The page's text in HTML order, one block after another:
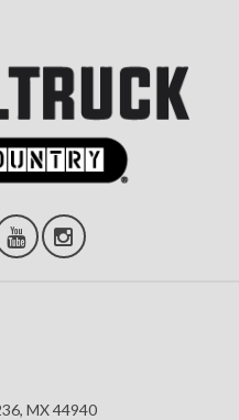
MX 44940